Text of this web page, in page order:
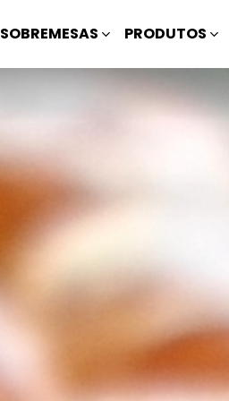
SOBREMESAS PRODUTOS